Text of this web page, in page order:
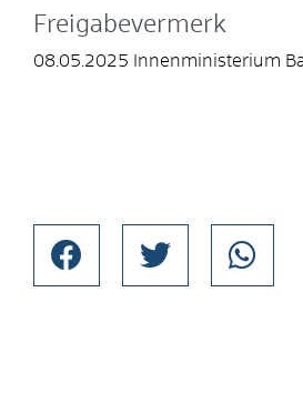
Freigabevermerk
08.05.2025 Innenministerium